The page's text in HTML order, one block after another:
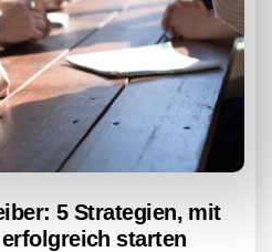
5 Strategien, mit
starten